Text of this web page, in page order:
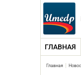
ГЛАВНАЯ
Главная